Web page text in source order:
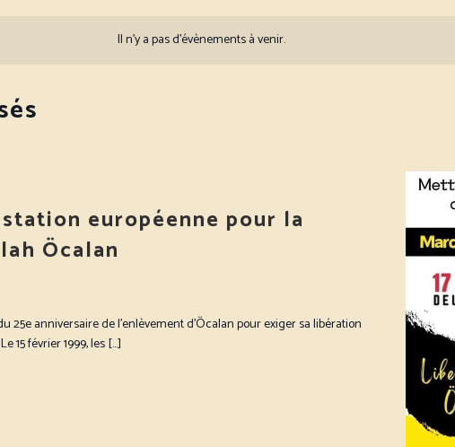
Il n’y a pas d’évènements à venir.
européenne pour la
Öcalan
25e anniversaire de l'enlèvement d'Öcalan pour exiger sa libération
15 février 1999, les […]